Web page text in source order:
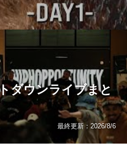
ダウンライブまと
最終更新： 2026/8/6